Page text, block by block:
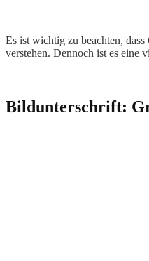
Es ist wichtig zu beachten,
verstehen. Dennoch ist es eine
Bildunterschrift: